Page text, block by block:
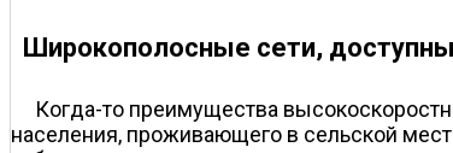
Широкополосные сети,
Когда-то преимущества
населения, проживающего в сельской